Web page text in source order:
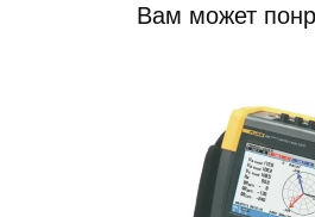
Вам может